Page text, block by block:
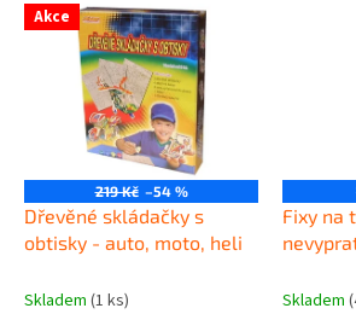
Akce
219 Kč –54 %
Dřevěné skládačky s
obtisky - auto, moto, heli
Skladem (1 ks)
Fixy na
Skladem